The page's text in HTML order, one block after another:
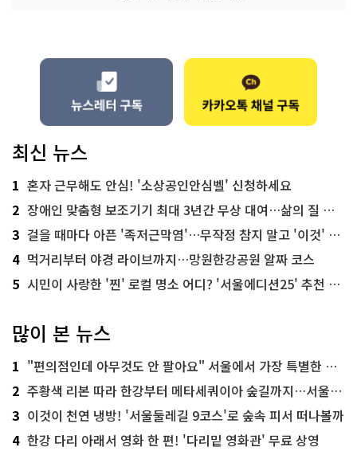
최신 뉴스
1 혼자 근무해도 안심! '소상공인안심벨' 신청하세요
2 장애인 맞춤형 보조기기 최대 3년간 무상 대여…삶의 질 높인다
3 걸을 때마다 아픈 '족저근막염'…무작정 참지 말고 '이것' 해보세요!
4 먹거리부터 야경 라이브까지…망원한강공원 알짜 코스
5 시민이 사랑한 '찐' 로컬 명소 어디? '서울에디션25' 추천 코스
많이 본 뉴스
1 "편의점인데 아무것도 안 팔아요" 서울에서 가장 특별한 편의점의 정체
2 주황색 리본 따라 한강부터 메타세쿼이아 숲길까지…서울둘레길 15코스
3 이것이 천연 냉방! '서울둘레길 9코스'로 숲속 피서 떠나볼까
4 한강 다리 아래서 영화 한 편! '다리밑 영화관' 무료 상영